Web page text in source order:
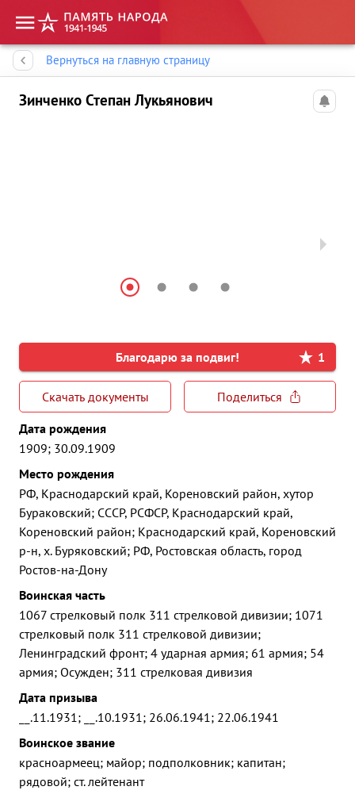
Вернуться на главную страницу
Зинченко Степан Лукьянович
Благодарю за подвиг! 1
Скачать документы
Поделиться
Дата рождения
1909; 30.09.1909
Место рождения
РФ, Краснодарский край, Кореновский район, хутор
Бураковский; СССР, РСФСР, Краснодарский край,
Кореновский район; Краснодарский край, Кореновский
р-н, х. Буряковский; РФ, Ростовская область, город
Ростов-на-Дону
Воинская часть
1067 стрелковый полк 311 стрелковой дивизии; 1071
стрелковый полк 311 стрелковой дивизии;
Ленинградский фронт; 4 ударная армия; 61 армия; 54
армия; Осужден; 311 стрелковая дивизия
Дата призыва
__.11.1931; __.10.1931; 26.06.1941; 22.06.1941
Воинское звание
красноармеец; майор; подполковник; капитан;
рядовой; ст. лейтенант
Память народа